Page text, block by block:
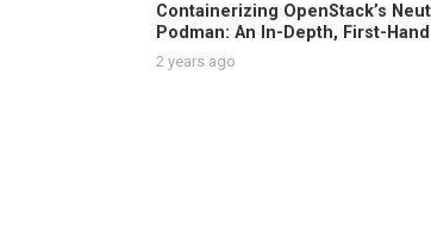
Containerizing OpenStack’s
Podman: An In-Depth, First-
Process, Discoveries, and
2 years ago